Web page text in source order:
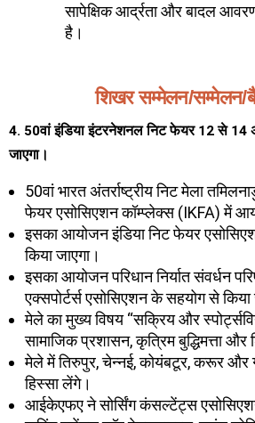
सापेक्षिक आर्द्रता और बादल
है।
शिखर सम्मेलन/सम्मेलन/
4. 50वां इंडिया इंटरनेशनल निट फेयर 12 से 14
जाएगा।
50वां भारत अंतर्राष्ट्रीय निट मेला
फेयर एसोसिएशन कॉम्प्लेक्स (IKFA) में
इसका आयोजन इंडिया निट फेयर
किया जाएगा।
इसका आयोजन परिधान निर्यात संवर्धन
एक्सपोर्टर्स एसोसिएशन के सहयोग से किया
मेले का मुख्य विषय “सक्रिय और
सामाजिक प्रशासन, कृत्रिम बुद्धिमत्ता
मेले में तिरुपुर, चेन्नई, कोयंबटूर, करूर और
हिस्सा लेंगे।
आईकेएफए ने सोर्सिंग कंसल्टेंट्स